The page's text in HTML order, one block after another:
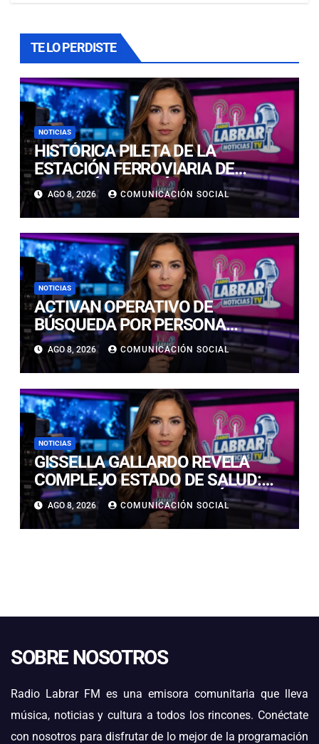
TE LO PERDISTE
NOTICIAS
HISTÓRICA PILETA DE LA
ESTACIÓN FERROVIARIA DE
COPIAPÓ RESULTÓ GRAVEMENTE
DAÑADA TRAS SER IMPACTADA
POR UN VEHÍCULO
AGO 8, 2026 COMUNICACIÓN SOCIAL
NOTICIAS
ACTIVAN OPERATIVO DE
BÚSQUEDA POR PERSONA
DESAPARECIDA EN PLAYA
CALDERILLA
AGO 8, 2026 COMUNICACIÓN SOCIAL
NOTICIAS
GISSELLA GALLARDO REVELA
COMPLEJO ESTADO DE SALUD:
“ME TENÍAN MAL HACE DÍAS”
AGO 8, 2026 COMUNICACIÓN SOCIAL
SOBRE NOSOTROS
Radio Labrar FM es una emisora comunitaria que lleva
música, noticias y cultura a todos los rincones. Conéctate
con nosotros para disfrutar de lo mejor de la programación